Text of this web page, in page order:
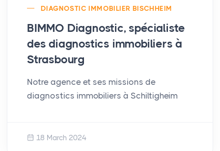
DIAGNOSTIC IMMOBILIER BISCHHEIM
BIMMO Diagnostic, spécialiste
des diagnostics immobiliers à
Strasbourg
Notre agence et ses missions de
diagnostics immobiliers à Schiltigheim
18 March 2024